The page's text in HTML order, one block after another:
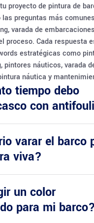
proyecto de pintura de
preguntas más
varada de
proceso. Cada respuesta
estratégicas como
pintores náuticos, varada
náutica y
tiempo debo
con
varar el barco
viva?
un color
para mi barco?